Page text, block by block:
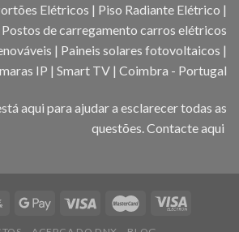
Elétricos | Piso Radiante Elétrico |
de carregamento carros elétricos
| Paineis solares fotovoltaicos |
IP | Smart TV | Coimbra - Portugal
aqui para ajudar a esclarecer todas as
questões. Contacte aqui